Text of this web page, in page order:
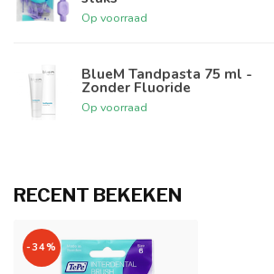
Op voorraad
BlueM Tandpasta 75 ml -
Zonder Fluoride
Op voorraad
RECENT BEKEKEN
-34%